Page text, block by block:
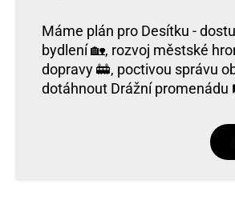
Máme plán pro Desítku -
bydlení 🏡, rozvoj městské
dopravy 🚋, poctivou správu
dotáhnout Drážní